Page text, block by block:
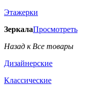
Этажерки
ЗеркалаПросмотреть
Назад к Все товары
Дизайнерские
Классические